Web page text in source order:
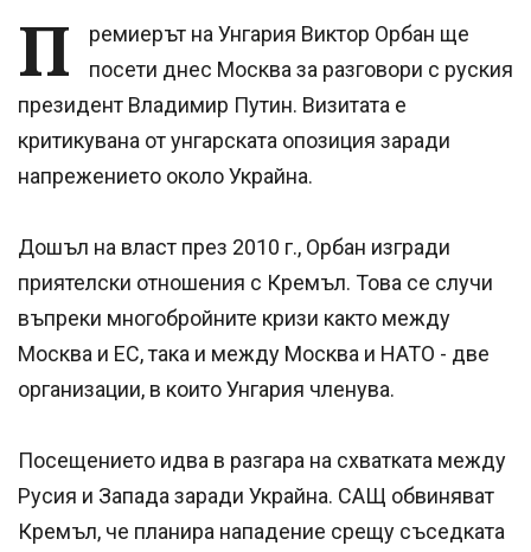
П
ремиерът на Унгария Виктор Орбан ще
посети днес Москва за разговори с руския
президент Владимир Путин. Визитата е
критикувана от унгарската опозиция заради
напрежението около Украйна.
Дошъл на власт през 2010 г., Орбан изгради
приятелски отношения с Кремъл. Това се случи
въпреки многобройните кризи както между
Москва и ЕС, така и между Москва и НАТО - две
организации, в които Унгария членува.
Посещението идва в разгара на схватката между
Русия и Запада заради Украйна. САЩ обвиняват
Кремъл, че планира нападение срещу съседката